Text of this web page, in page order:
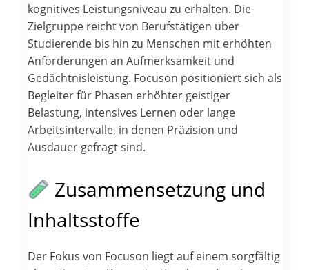
kognitives Leistungsniveau zu erhalten. Die
Zielgruppe reicht von Berufstätigen über
Studierende bis hin zu Menschen mit erhöhten
Anforderungen an Aufmerksamkeit und
Gedächtnisleistung. Focuson positioniert sich als
Begleiter für Phasen erhöhter geistiger
Belastung, intensives Lernen oder lange
Arbeitsintervalle, in denen Präzision und
Ausdauer gefragt sind.
Zusammensetzung und
Inhaltsstoffe
Der Fokus von Focuson liegt auf einem sorgfältig